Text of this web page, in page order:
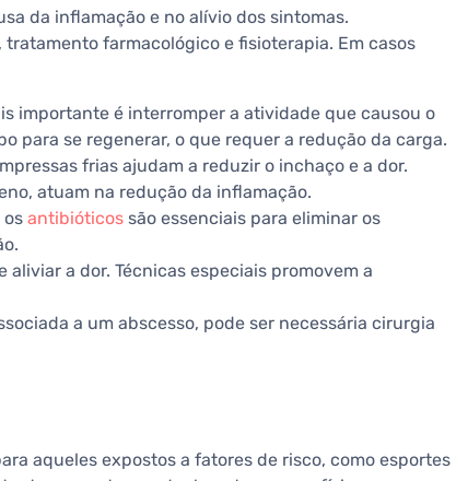
da inflamação e no alívio dos sintomas.
farmacológico e fisioterapia. Em casos
importante é interromper a atividade que causou o
para se regenerar, o que requer a redução da carga.
frias ajudam a reduzir o inchaço e a dor.
atuam na redução da inflamação.
os antibióticos são essenciais para eliminar os
aliviar a dor. Técnicas especiais promovem a
a um abscesso, pode ser necessária cirurgia
aqueles expostos a fatores de risco, como esportes